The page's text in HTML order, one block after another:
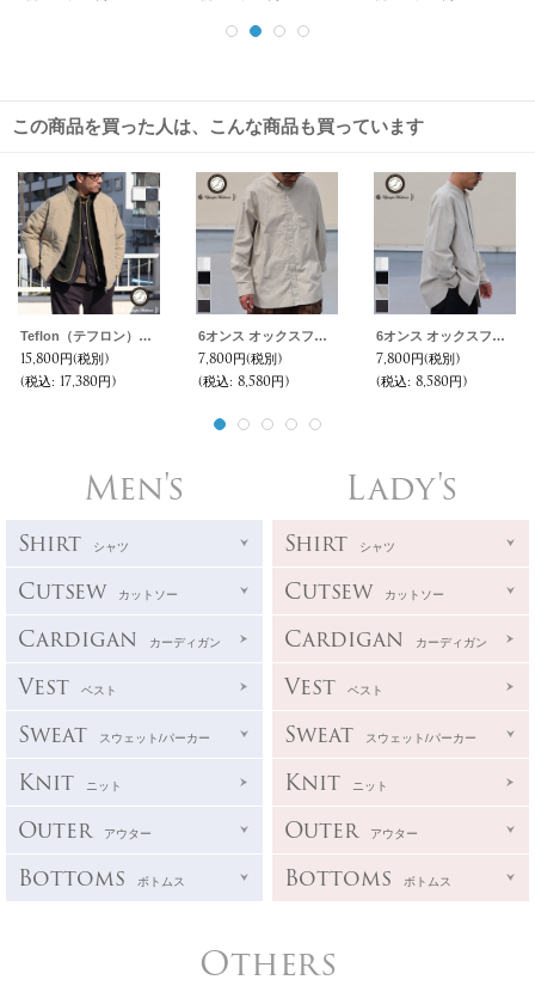
この商品を買った人は、こんな商品も買っています
Teflon（テフロン）ウェーブキルト ルーズFIT スタンドコート【MADE IN JAPAN】『日本製』【送料無料】 / Upscape Audience
15,800円(税別)
(税込: 17,380円)
6オンス オックスフォード ボタンダウン 長袖 ボクシーシャツ【MADE IN JAPAN】『日本製』/ Upscape Audience
7,800円(税別)
(税込: 8,580円)
6オンス オックスフォード バンドカラー L/S ボクシーシャツ【MADE IN JAPAN】『日本製』/ Upscape Audience
7,800円(税別)
(税込: 8,580円)
Men's
Shirt シャツ
Cutsew カットソー
Cardigan カーディガン
Vest ベスト
Sweat スウェット/パーカー
Knit ニット
Outer アウター
Bottoms ボトムス
Lady's
Shirt シャツ
Cutsew カットソー
Cardigan カーディガン
Vest ベスト
Sweat スウェット/パーカー
Knit ニット
Outer アウター
Bottoms ボトムス
Others